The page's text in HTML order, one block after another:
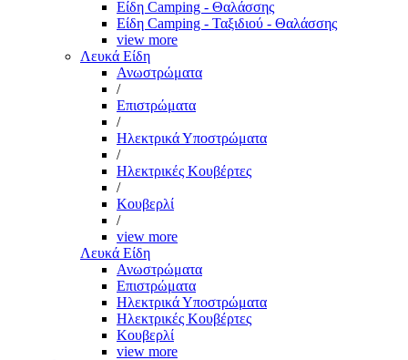
Είδη Camping - Θαλάσσης
Είδη Camping - Ταξιδιού - Θαλάσσης
view more
Λευκά Είδη
Ανωστρώματα
/
Επιστρώματα
/
Ηλεκτρικά Υποστρώματα
/
Ηλεκτρικές Κουβέρτες
/
Κουβερλί
/
view more
Λευκά Είδη
Ανωστρώματα
Επιστρώματα
Ηλεκτρικά Υποστρώματα
Ηλεκτρικές Κουβέρτες
Κουβερλί
view more